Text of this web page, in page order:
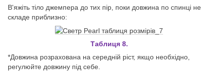
В'яжіть тіло джемпера до тих пір, поки довжина по спинці не
складе приблизно:
Таблиця8.
*Довжина розрахована на середній ріст, якщо необхідно,
регулюйте довжину під себе.